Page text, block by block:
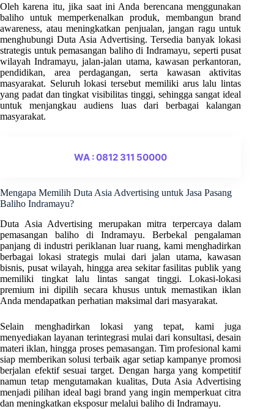
Oleh karena itu, jika saat ini Anda berencana menggunakan
baliho untuk memperkenalkan produk, membangun brand
awareness, atau meningkatkan penjualan, jangan ragu untuk
menghubungi Duta Asia Advertising. Tersedia banyak lokasi
strategis untuk pemasangan baliho di Indramayu, seperti pusat
wilayah Indramayu, jalan-jalan utama, kawasan perkantoran,
pendidikan, area perdagangan, serta kawasan aktivitas
masyarakat. Seluruh lokasi tersebut memiliki arus lalu lintas
yang padat dan tingkat visibilitas tinggi, sehingga sangat ideal
untuk menjangkau audiens luas dari berbagai kalangan
masyarakat.
WA : 0812 311 50000
Mengapa Memilih Duta Asia Advertising untuk Jasa Pasang
Baliho Indramayu?
Duta Asia Advertising merupakan mitra terpercaya dalam
pemasangan baliho di Indramayu. Berbekal pengalaman
panjang di industri periklanan luar ruang, kami menghadirkan
berbagai lokasi strategis mulai dari jalan utama, kawasan
bisnis, pusat wilayah, hingga area sekitar fasilitas publik yang
memiliki tingkat lalu lintas sangat tinggi. Lokasi-lokasi
premium ini dipilih secara khusus untuk memastikan iklan
Anda mendapatkan perhatian maksimal dari masyarakat.
Selain menghadirkan lokasi yang tepat, kami juga
menyediakan layanan terintegrasi mulai dari konsultasi, desain
materi iklan, hingga proses pemasangan. Tim profesional kami
siap memberikan solusi terbaik agar setiap kampanye promosi
berjalan efektif sesuai target. Dengan harga yang kompetitif
namun tetap mengutamakan kualitas, Duta Asia Advertising
menjadi pilihan ideal bagi brand yang ingin memperkuat citra
dan meningkatkan eksposur melalui baliho di Indramayu.